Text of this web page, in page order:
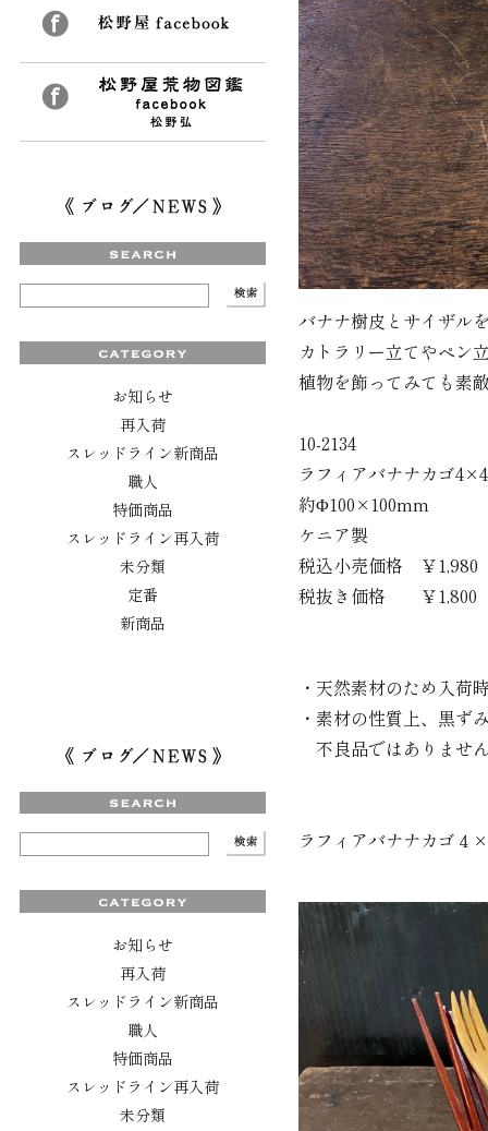
お知らせ
再入荷
スレッドライン新商品
職人
特価商品
スレッドライン再入荷
未分類
定番
新商品
お知らせ
再入荷
スレッドライン新商品
職人
特価商品
スレッドライン再入荷
未分類
バナナ樹皮とサイザル
カトラリー立てやペン
植物を飾ってみても素
10-2134
ラフィアバナナカゴ4×4
約Φ100×100mm
ケニア製
税込小売価格 ￥1,980
税抜き価格 ￥1,800
・天然素材のため入荷
・素材の性質上、黒ず
不良品ではありませ
ラフィアバナナカゴ４